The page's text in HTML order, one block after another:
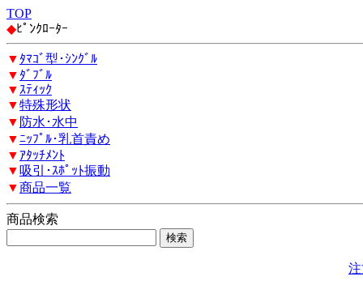
TOP
◆ﾋﾟﾝｸﾛｰﾀｰ
▼ ﾀﾏｺﾞ型･ｼﾝｸﾞﾙ
▼ ﾀﾞﾌﾞﾙ
▼ ｽﾃｨｯｸ
▼特殊形状
▼ 防水･水中
▼ﾆｯﾌﾟﾙ･乳首責め
▼ｱﾀｯﾁﾒﾝﾄ
▼ 吸引･ｽﾎﾟｯﾄ振動
▼商品一覧
商品検索